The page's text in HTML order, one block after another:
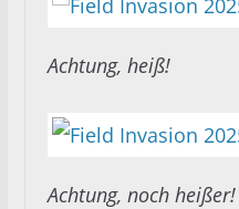
Achtung, heiß!
Achtung, noch